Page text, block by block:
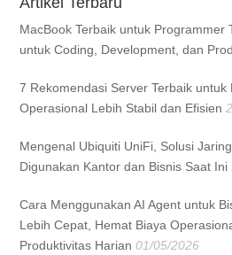
MacBook Terbaik untuk Programmer
untuk Coding, Development, dan
7 Rekomendasi Server Terbaik untuk
Operasional Lebih Stabil dan Efisien
Mengenal Ubiquiti UniFi, Solusi
Digunakan Kantor dan Bisnis Saat Ini
Cara Menggunakan AI Agent untuk
Lebih Cepat, Hemat Biaya
Produktivitas Harian 01/05/2026